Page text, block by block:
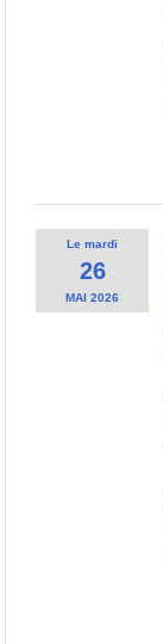
Lemardi
26
MAI 2026